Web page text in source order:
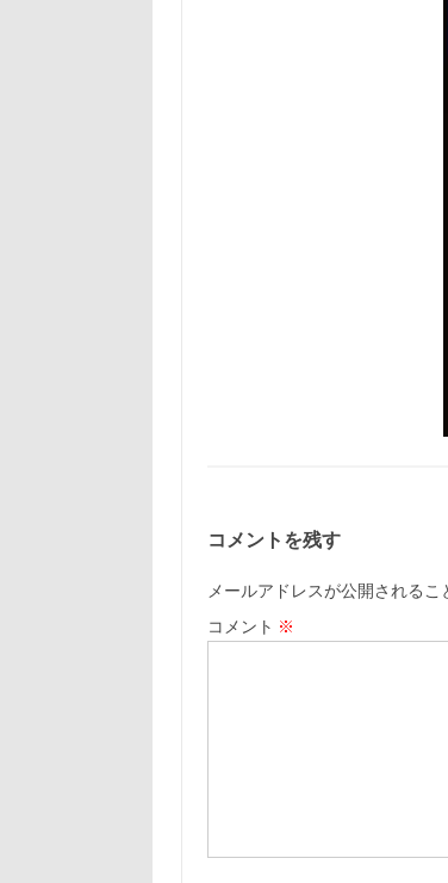
コメントを残す
メールアドレスが公開されるこ
コメント ※